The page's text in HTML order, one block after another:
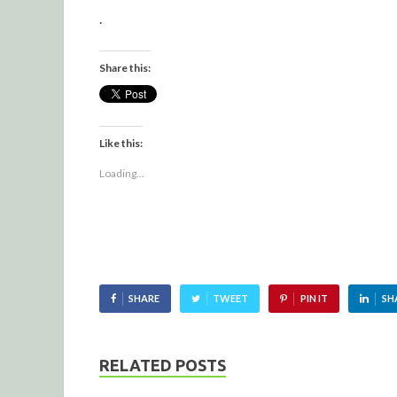
.
Share this:
Like this:
Loading...
SHARE TWEET PIN IT
RELATED POSTS